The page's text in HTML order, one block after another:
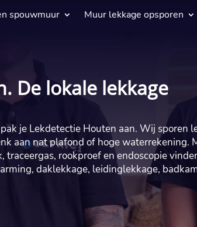
spouwmuur Muur lekkage opsporen
De lokale lekkage
je Lekdetectie Houten aan. Wij sporen
aan nat plafond of hoge waterrekening.
rookproef en endoscopie
daklekkage, leidinglekkage,